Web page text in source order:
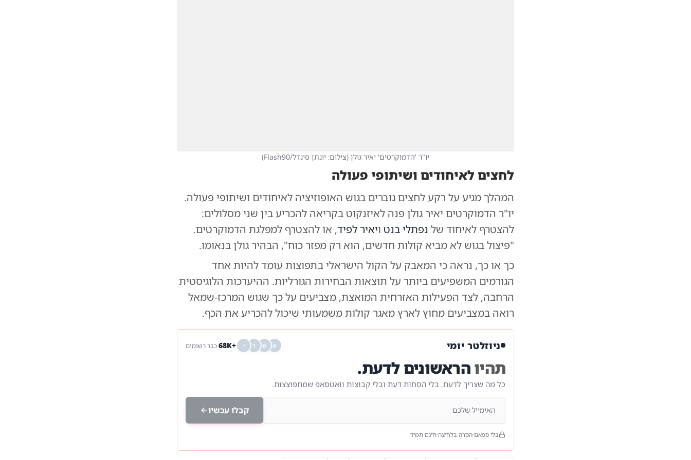
יו"ר 'הדמוקרטים' יאיר גולן (צילום: יונתן סינדל/Flash90 )
לחצים לאיחודים ושיתופי פעולה
המהלך מגיע על רקע לחצים גוברים בגוש האופוזיציה לאיחודים ושיתופי פעולה.
יו"ר הדמוקרטים יאיר גולן פנה לאיזנקוט בקריאה להכריע בין שני מסלולים:
להצטרף לאיחוד של נפתלי בנט ויאיר לפיד, או להצטרף למפלגת הדמוקרטים.
"פיצול בגוש לא מביא קולות חדשים, הוא רק מפזר כוח", הבהיר גולן בנאומו.
כך או כך, נראה כי המאבק על הקול הישראלי בתפוצות עומד להיות אחד
הגורמים המשפיעים ביותר על תוצאות הבחירות הגורליות. ההיערכות הלוגיסטית
הרחבה, לצד הפעילות האזרחית המואצת, מצביעים על כך שגוש המרכז-שמאל
רואה במצביעים מחוץ לארץ מאגר קולות משמעותי שיכול להכריע את הכף.
ניוזלטר יומי ש מ ד י +68K כבר רשומים
תהיוהראשונים לדעת.
כל מה שצריך לדעת. בלי הסחות דעת ובלי קבוצות וואטסאפ שמתפוצצות.
קבלו עכשיו
בלי ספאם הסרה בלחיצה חינם תמיד